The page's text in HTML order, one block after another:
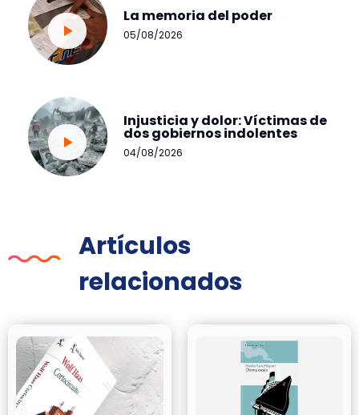
La memoria del poder
05/08/2026
Injusticia y dolor: Víctimas de
dos gobiernos indolentes
04/08/2026
Artículos
relacionados